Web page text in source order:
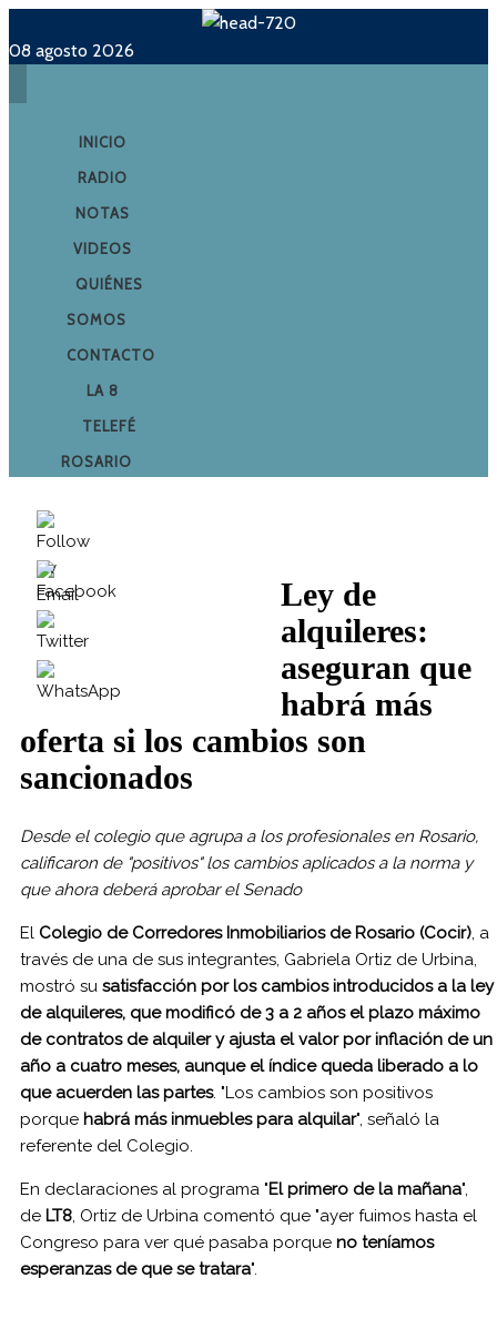
08 agosto 2026
INICIO
RADIO
NOTAS
VIDEOS
QUIÉNES
SOMOS
CONTACTO
LA 8
TELEFÉ
ROSARIO
Ley de
alquileres:
aseguran que
habrá más
oferta si los cambios son
sancionados
Desde el colegio que agrupa a los profesionales en Rosario,
calificaron de "positivos" los cambios aplicados a la norma y
que ahora deberá aprobar el Senado
El Colegio de Corredores Inmobiliarios de Rosario (Cocir), a
través de una de sus integrantes, Gabriela Ortiz de Urbina,
mostró su satisfacción por los cambios introducidos a la ley
de alquileres, que modificó de 3 a 2 años el plazo máximo
de contratos de alquiler y ajusta el valor por inflación de un
año a cuatro meses, aunque el índice queda liberado a lo
que acuerden las partes. "Los cambios son positivos
porque habrá más inmuebles para alquilar", señaló la
referente del Colegio.
En declaraciones al programa "El primero de la mañana",
de LT8, Ortiz de Urbina comentó que "ayer fuimos hasta el
Congreso para ver qué pasaba porque no teníamos
esperanzas de que se tratara".